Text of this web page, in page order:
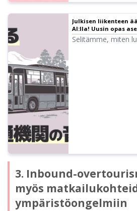
Julkisen liikenteen
AI:lla! Uusin opas
inbound-
Selitämme, miten
3. Inbound-
myös
ympäristöongelmiin